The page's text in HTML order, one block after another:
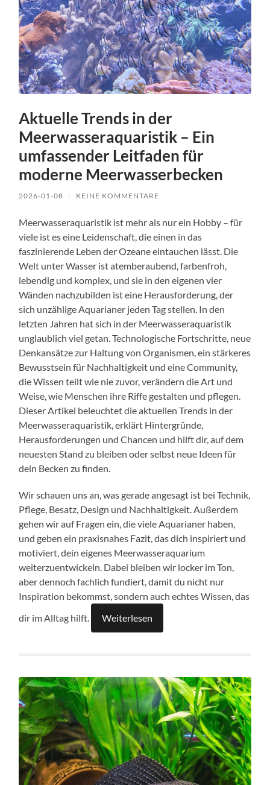
Aktuelle Trends in der
Meerwasseraquaristik – Ein
umfassender Leitfaden für
moderne Meerwasserbecken
2026-01-08 / KEINE KOMMENTARE
Meerwasseraquaristik ist mehr als nur ein Hobby – für
viele ist es eine Leidenschaft, die einen in das
faszinierende Leben der Ozeane eintauchen lässt. Die
Welt unter Wasser ist atemberaubend, farbenfroh,
lebendig und komplex, und sie in den eigenen vier
Wänden nachzubilden ist eine Herausforderung, der
sich unzählige Aquarianer jeden Tag stellen. In den
letzten Jahren hat sich in der Meerwasseraquaristik
unglaublich viel getan. Technologische Fortschritte, neue
Denkansätze zur Haltung von Organismen, ein stärkeres
Bewusstsein für Nachhaltigkeit und eine Community,
die Wissen teilt wie nie zuvor, verändern die Art und
Weise, wie Menschen ihre Riffe gestalten und pflegen.
Dieser Artikel beleuchtet die aktuellen Trends in der
Meerwasseraquaristik, erklärt Hintergründe,
Herausforderungen und Chancen und hilft dir, auf dem
neuesten Stand zu bleiben oder selbst neue Ideen für
dein Becken zu finden.
Wir schauen uns an, was gerade angesagt ist bei Technik,
Pflege, Besatz, Design und Nachhaltigkeit. Außerdem
gehen wir auf Fragen ein, die viele Aquarianer haben,
und geben ein praxisnahes Fazit, das dich inspiriert und
motiviert, dein eigenes Meerwasseraquarium
weiterzuentwickeln. Dabei bleiben wir locker im Ton,
aber dennoch fachlich fundiert, damit du nicht nur
Inspiration bekommst, sondern auch echtes Wissen, das
dir im Alltag hilft.
Weiterlesen